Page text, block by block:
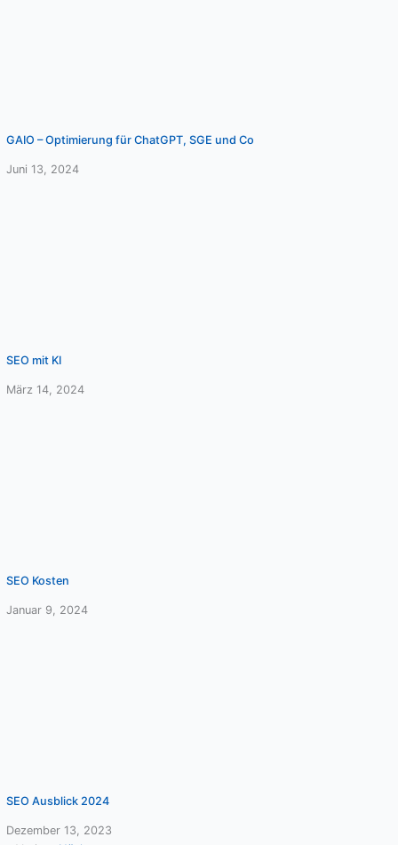
GAIO – Optimierung für ChatGPT, SGE und Co
Juni 13, 2024
SEO mit KI
März 14, 2024
SEO Kosten
Januar 9, 2024
SEO Ausblick 2024
Dezember 13, 2023